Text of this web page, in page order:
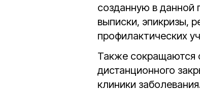
созданную в данной
выписки, эпикризы,
профилактических
Также сокращаются
дистанционного
клиники